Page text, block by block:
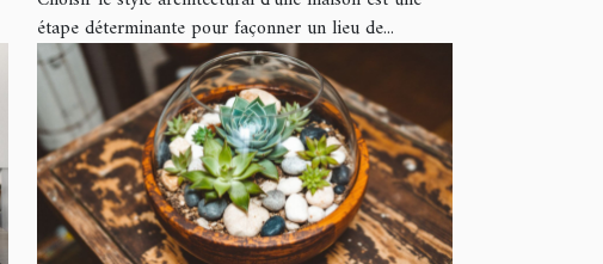
étape déterminante pour façonner un lieu de...